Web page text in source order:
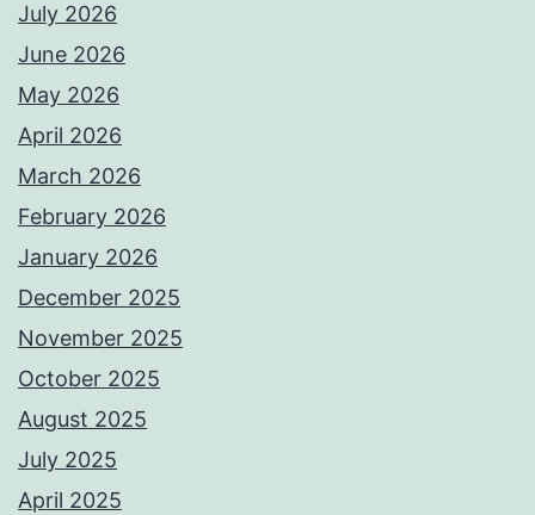
July 2026
June 2026
May 2026
April 2026
March 2026
February 2026
January 2026
December 2025
November 2025
October 2025
August 2025
July 2025
April 2025